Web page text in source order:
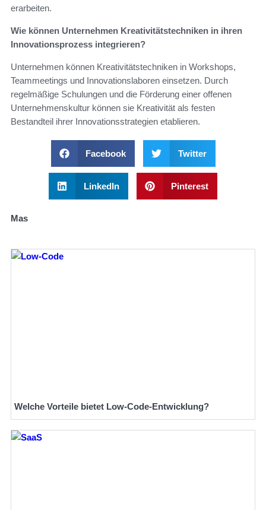
erarbeiten.
Wie können Unternehmen Kreativitätstechniken in ihren
Innovationsprozess integrieren?
Unternehmen können Kreativitätstechniken in Workshops,
Teammeetings und Innovationslaboren einsetzen. Durch
regelmäßige Schulungen und die Förderung einer offenen
Unternehmenskultur können sie Kreativität als festen
Bestandteil ihrer Innovationsstrategien etablieren.
Facebook Twitter
LinkedIn Pinterest
Mas
Welche Vorteile bietet Low-Code-Entwicklung?